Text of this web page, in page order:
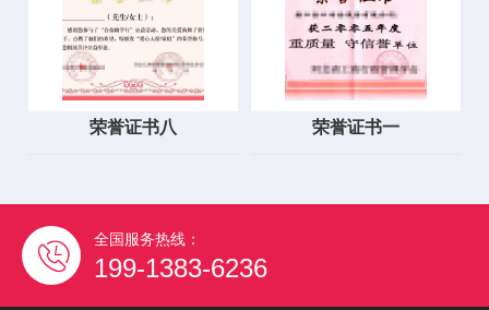
荣誉证书八 荣誉证书一
全国服务热线：
199-1383-6236